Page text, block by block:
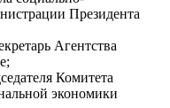
Президента
Агентства
Комитета
экономики